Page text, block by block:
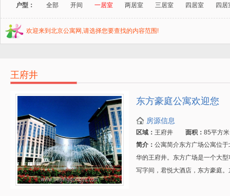
户型： 全部 开间 一居室 两居室 三居室 四居室 四居
欢迎来到北京公寓网,请选择您要查找的内容范围!
王府井
东方豪庭公寓欢迎您
房源信息
区域： 王府井 面积： 85平方米
简介： 公寓简介东方广场公寓位
华的王府井。东方广场是一个大
写字间，君悦大酒店，东方豪庭